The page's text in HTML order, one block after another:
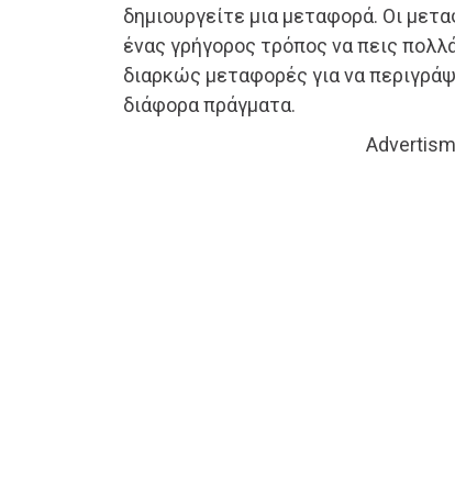
δημιουργείτε μια μεταφορά. Οι
ένας γρήγορος τρόπος να πεις
διαρκώς μεταφορές για να
διάφορα πράγματα.